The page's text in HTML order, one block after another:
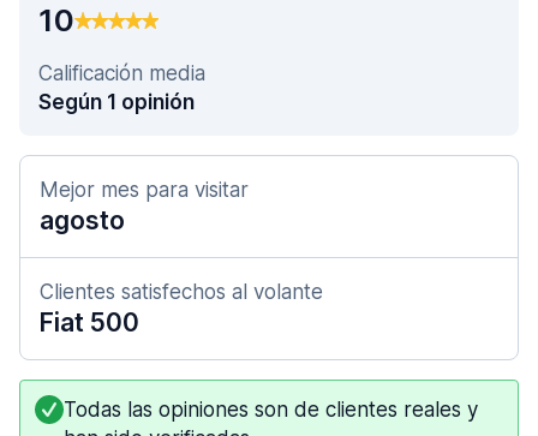
10
Calificación media
Según 1 opinión
Mejor mes para visitar
agosto
Clientes satisfechos al volante
Fiat 500
Todas las opiniones son de clientes reales y